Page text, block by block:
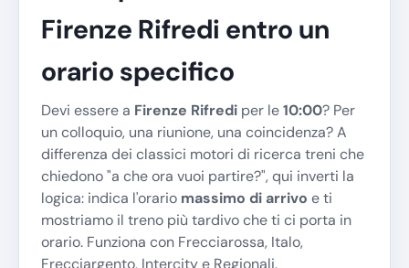
Firenze Rifredi entro un
orario specifico
Devi essere a Firenze Rifredi per le10:00? Per
un colloquio, una riunione, una coincidenza? A
differenza dei classici motori di ricerca treni che
chiedono "a che ora vuoi partire?", qui inverti la
logica: indica l'orario massimo di arrivo e ti
mostriamo il treno più tardivo che ti ci porta in
orario. Funziona con Frecciarossa, Italo,
Frecciargento, Intercity e Regionali.